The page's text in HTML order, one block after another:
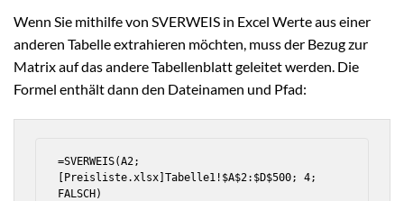
Wenn Sie mithilfe von SVERWEIS in Excel Werte aus einer
anderen Tabelle extrahieren möchten, muss der Bezug zur
Matrix auf das andere Tabellenblatt geleitet werden. Die
Formel enthält dann den Dateinamen und Pfad:
=SVERWEIS(A2;
[Preisliste.xlsx]Tabelle1!$A$2:$D$500; 4;
FALSCH)